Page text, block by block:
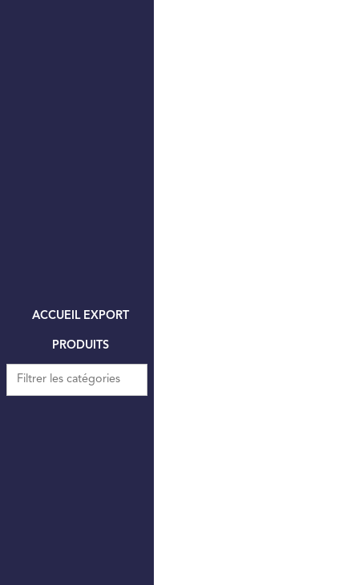
ACCUEIL EXPORT
PRODUITS